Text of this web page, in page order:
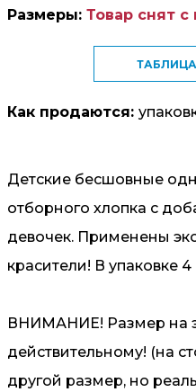
Размеры: Товар снят
Как продаются:
Детские бесшовные
отборного хлопка с
девочек. Применены
красители! В упаковке
ВНИМАНИЕ! Размер на
действительному! (на
другой размер, но